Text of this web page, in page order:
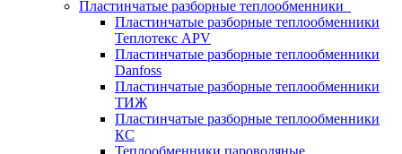
Пластинчатые разборные теплообменники
Пластинчатые разборные теплообменники
Теплотекс APV
Пластинчатые разборные теплообменники
Danfoss
Пластинчатые разборные теплообменники
ТИЖ
Пластинчатые разборные теплообменники
КC
Теплообменники пароводяные